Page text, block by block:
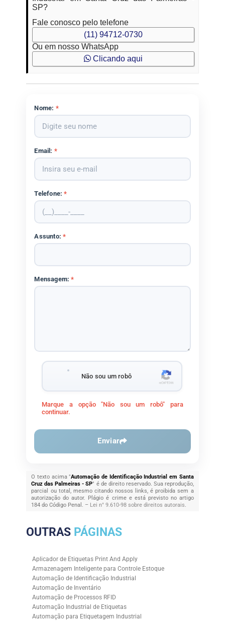
SP?
Fale conosco pelo telefone
(11) 94712-0730
Ou em nosso WhatsApp
Clicando aqui
Nome: *
Email: *
Telefone:*
Assunto:*
Mensagem:*
Não sou um robô
Marque a opção "Não sou um robô" para
continuar.
Enviar
O texto acima "Automação de Identificação Industrial em Santa
Cruz das Palmeiras - SP" é de direito reservado. Sua reprodução,
parcial ou total, mesmo citando nossos links, é proibida sem a
autorização do autor. Plágio é crime e está previsto no artigo
184 do Código Penal. – Lei n° 9.610-98 sobre direitos autorais.
OUTRAS PÁGINAS
Aplicador de Etiquetas Print And Apply
Armazenagem Inteligente para Controle Estoque
Automação de Identificação Industrial
Automação de Inventário
Automação de Processos RFID
Automação Industrial de Etiquetas
Automação para Etiquetagem Industrial